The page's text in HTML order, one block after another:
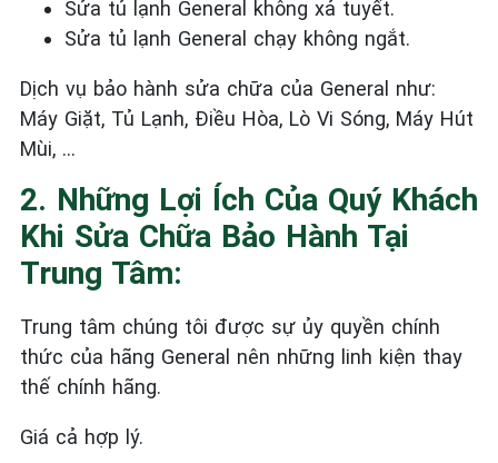
Sửa tủ lạnh General
không xả tuyết.
Sửa tủ lạnh General chạy không ngắt.
Dịch vụ bảo hành sửa chữa của General như:
Máy Giặt, Tủ Lạnh, Điều Hòa, Lò Vi Sóng, Máy Hút
Mùi, …
2. Những Lợi Ích Của Quý Khách
Khi Sửa Chữa Bảo Hành Tại
Trung Tâm:
Trung tâm chúng tôi được sự ủy quyền chính
thức của hãng General nên những linh kiện thay
thế chính hãng.
Giá cả hợp lý.